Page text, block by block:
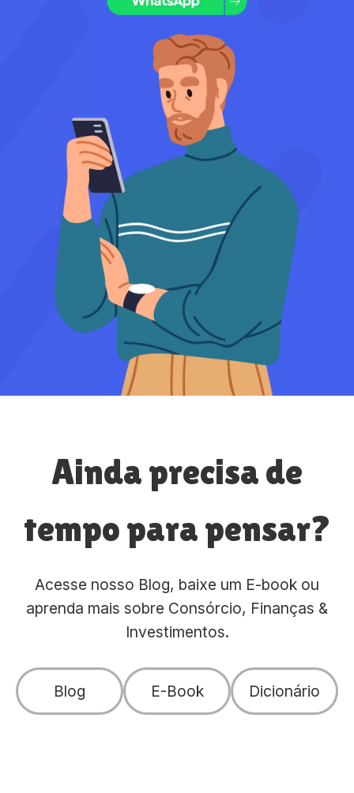
Ainda precisa de
tempo para pensar?
Acesse nosso Blog, baixe um E-book ou
aprenda mais sobre Consórcio, Finanças &
Investimentos.
Blog E-Book Dicionário